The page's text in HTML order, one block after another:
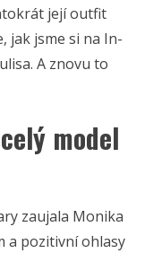
její outfit
jak jsme si na In-
A znovu to
model
zaujala Monika
a pozitivní ohlasy